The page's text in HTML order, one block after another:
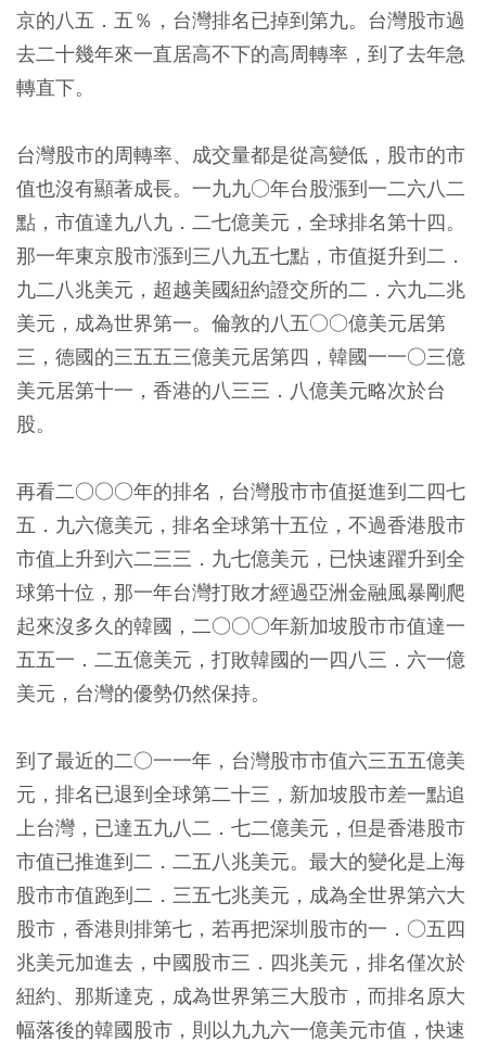
京的八五．五％，台灣排名已掉到第九。台灣股市過
去二十幾年來一直居高不下的高周轉率，到了去年急
轉直下。
台灣股市的周轉率、成交量都是從高變低，股市的市
值也沒有顯著成長。一九九○年台股漲到一二六八二
點，市值達九八九．二七億美元，全球排名第十四。
那一年東京股市漲到三八九五七點，市值挺升到二．
九二八兆美元，超越美國紐約證交所的二．六九二兆
美元，成為世界第一。倫敦的八五○○億美元居第
三，德國的三五五三億美元居第四，韓國一一○三億
美元居第十一，香港的八三三．八億美元略次於台
股。
再看二○○○年的排名，台灣股市市值挺進到二四七
五．九六億美元，排名全球第十五位，不過香港股市
市值上升到六二三三．九七億美元，已快速躍升到全
球第十位，那一年台灣打敗才經過亞洲金融風暴剛爬
起來沒多久的韓國，二○○○年新加坡股市市值達一
五五一．二五億美元，打敗韓國的一四八三．六一億
美元，台灣的優勢仍然保持。
到了最近的二○一一年，台灣股市市值六三五五億美
元，排名已退到全球第二十三，新加坡股市差一點追
上台灣，已達五九八二．七二億美元，但是香港股市
市值已推進到二．二五八兆美元。最大的變化是上海
股市市值跑到二．三五七兆美元，成為全世界第六大
股市，香港則排第七，若再把深圳股市的一．○五四
兆美元加進去，中國股市三．四兆美元，排名僅次於
紐約、那斯達克，成為世界第三大股市，而排名原大
幅落後的韓國股市，則以九九六一億美元市值，快速